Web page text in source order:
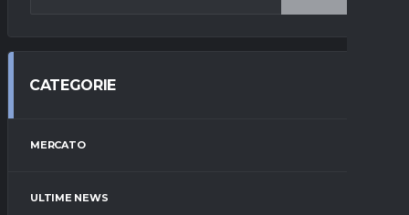
CATEGORIE
MERCATO
ULTIME NEWS